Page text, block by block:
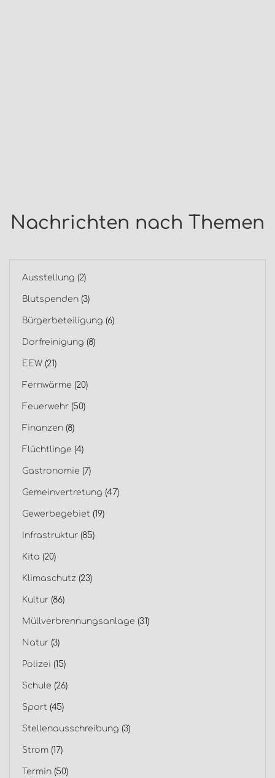
Nachrichten nach Themen
Ausstellung (2)
Blutspenden (3)
Bürgerbeteiligung (6)
Dorfreinigung (8)
EEW (21)
Fernwärme (20)
Feuerwehr (50)
Finanzen (8)
Flüchtlinge (4)
Gastronomie (7)
Gemeinvertretung (47)
Gewerbegebiet (19)
Infrastruktur (85)
Kita (20)
Klimaschutz (23)
Kultur (86)
Müllverbrennungsanlage (31)
Natur (3)
Polizei (15)
Schule (26)
Sport (45)
Stellenausschreibung (3)
Strom (17)
Termin (50)